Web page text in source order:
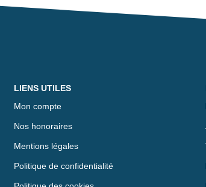
LIENS UTILES
Mon compte
Nos honoraires
Mentions légales
Politique de confidentialité